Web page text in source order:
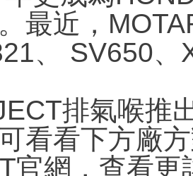
最近，
、 SV650
排氣喉推
看看下方廠
官網，查看